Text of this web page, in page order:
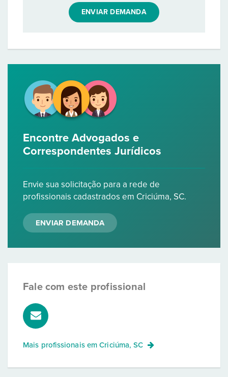
ENVIAR DEMANDA
Encontre Advogados e
Correspondentes Jurídicos
Envie sua solicitação para a rede de
profissionais cadastrados em Criciúma, SC.
ENVIAR DEMANDA
Fale com este profissional
Mais profissionais emCriciúma, SC